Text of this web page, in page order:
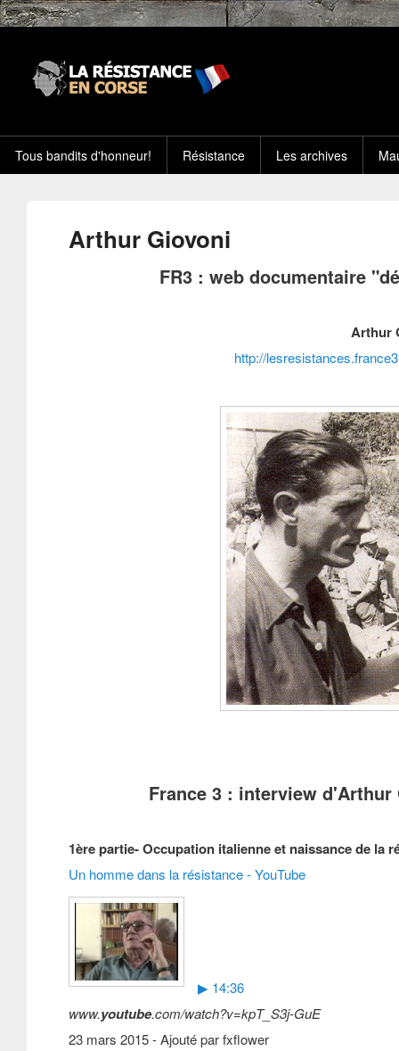
Tous bandits d'honneur! Résistance Les archives
Arthur Giovoni
FR3 : web documentaire
Arthur
http://
France 3 : interview
1ère partie- Occupation italienne et naissance de la
Un homme dans la résistance - YouTube
▶ 14:36
www.youtube.com/watch?v=kpT_S3j-GuE
23 mars 2015 - Ajouté par fxflower